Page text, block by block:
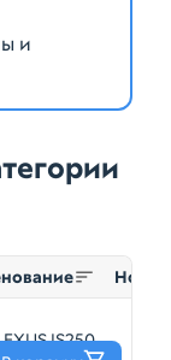
и
Номер
IS250